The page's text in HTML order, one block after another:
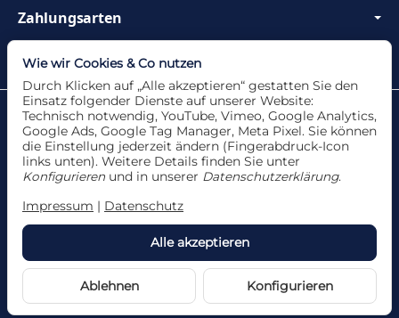
Zahlungsarten
Wir sind Profis und beraten Sie gerne!
Datenschutzerklärung•Impressum
Alle Angebote nur solange der Vorrat reicht. Für
Druckfehler und Irrtümer wird keine Haftung
übernommen.
Powered by
JTL-Shop
Made with♥by eRock Creations
Alle akzeptieren
Ablehnen Konfigurieren
Wie wir Cookies & Co nutzen
Durch Klicken auf „Alle akzeptieren“ gestatten Sie den
Einsatz folgender Dienste auf unserer Website:
Technisch notwendig, YouTube, Vimeo, Google Analytics,
Google Ads, Google Tag Manager, Meta Pixel. Sie können
die Einstellung jederzeit ändern (Fingerabdruck-Icon
links unten). Weitere Details finden Sie unter
Konfigurieren und in unserer Datenschutzerklärung.
Impressum | Datenschutz